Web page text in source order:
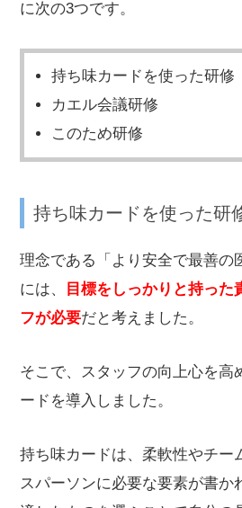
に次の3つです。
持ち味カードを使った研修
カエル会議研修
このため研修
持ち味カードを使った研
理念である「より安全で最善の
には、
目標をしっかりと持った
フが必要だと考えました。
そこで、スタッフの向上心を高
ードを導入しました。
持ち味カードは、柔軟性やチー
スパーソンに必要な要素が書か